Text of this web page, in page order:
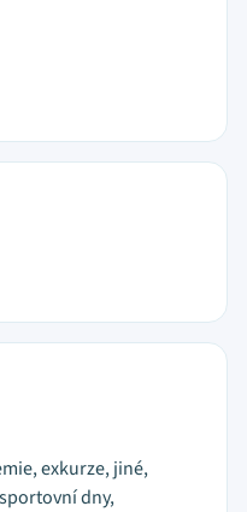
exkurze, jiné,
dny,